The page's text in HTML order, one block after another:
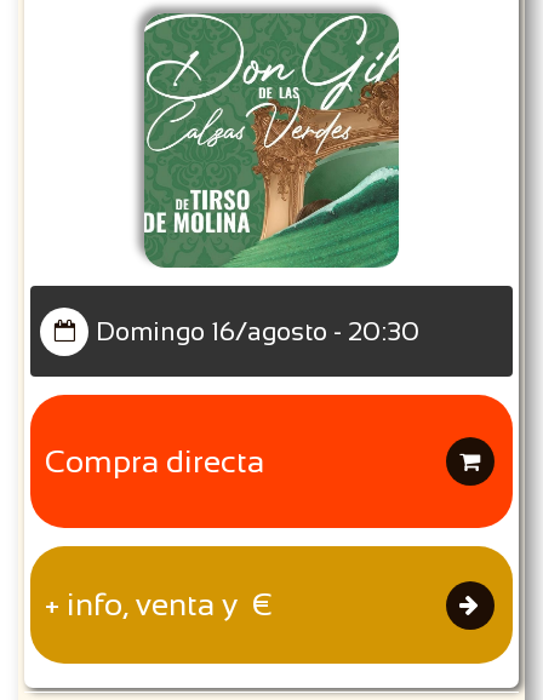
Domingo 16/agosto - 20:30

Compra directa 
+ info, venta y € 